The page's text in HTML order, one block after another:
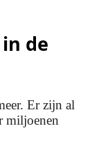
de
Er zijn al
miljoenen